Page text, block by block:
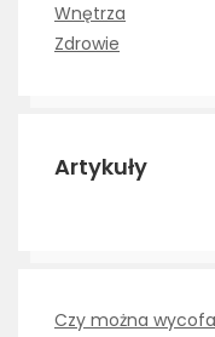
Wnętrza
Zdrowie
Artykuły
Czy można